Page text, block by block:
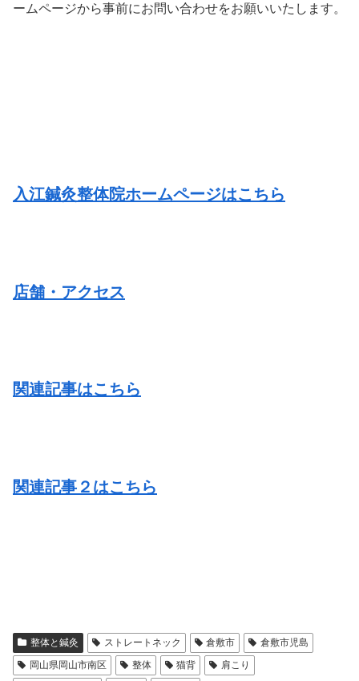
ームページから事前にお問い合わせをお願いいたします。
入江鍼灸整体院ホームページはこちら
店舗・アクセス
関連記事はこちら
関連記事２はこちら
整体と鍼灸 ストレートネック 倉敷市
倉敷市児島
岡山県岡山市南区
整体 猫背 肩こり